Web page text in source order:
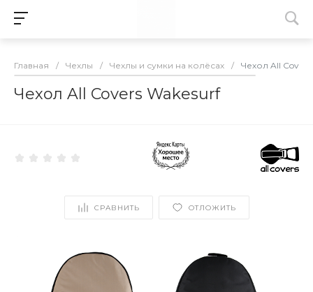
Главная / Чехлы / Чехлы и сумки на колёсах / Чехол All Covers
Чехол All Covers Wakesurf
СРАВНИТЬ ОТЛОЖИТЬ